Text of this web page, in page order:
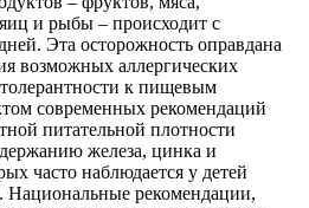
и рыбы – происходит с
Эта осторожность оправдана
возможных аллергических
к пищевым
современных рекомендаций
питательной плотности
железа, цинка и
часто наблюдается у детей
Национальные рекомендации,